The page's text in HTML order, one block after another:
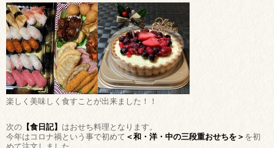
楽しく美味しく食すことが出来ました！！
次の 【食日記】 はおせち料理となります。
今年はコロナ禍という事で初めて ＜和・洋・中の三段重おせちを＞ を初
めて注文しました。